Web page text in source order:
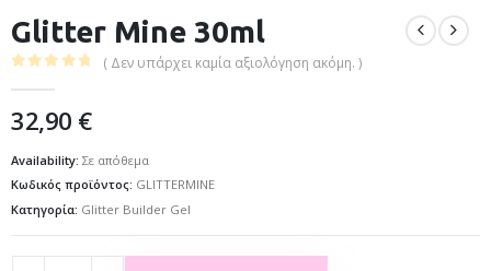
Glitter Mine 30ml
( Δεν υπάρχει καμία αξιολόγηση ακόμη. )
32,90 €
Availability: Σε απόθεμα
Κωδικός προϊόντος: GLITTERMINE
Κατηγορία: Glitter Builder Gel